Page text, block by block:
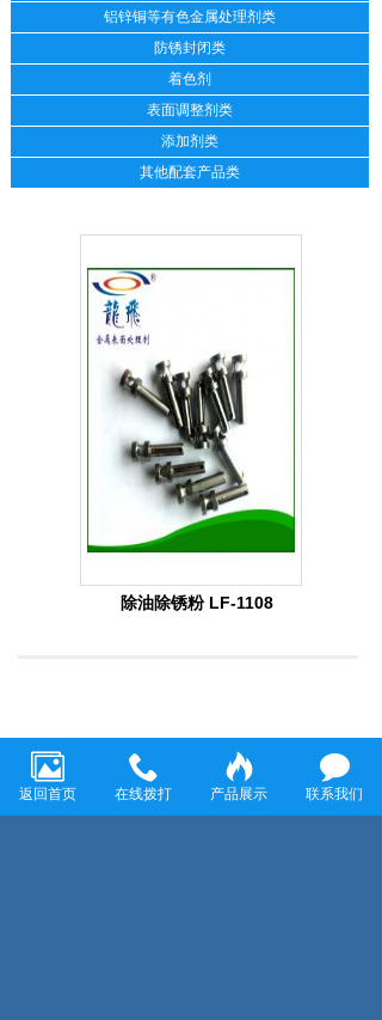
铝锌铜等有色金属处理剂类
防锈封闭类
着色剂
表面调整剂类
添加剂类
其他配套产品类
除油除锈粉 LF-1108
上一页：环保硅烷处理剂 3/LF-584
下一页：中温灰黑色磷化液 LF-5355
返回首页 在线拨打 产品展示 联系我们